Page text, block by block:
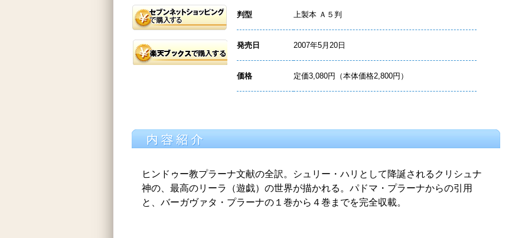
判型 上製本 Ａ５判
発売日 2007年5月20日
価格 定価3,080円（本体価格2,800円）
ヒンドゥー教プラーナ文献の全訳。シュリー・ハリとして降誕されるクリシュナ
神の、最高のリーラ（遊戯）の世界が描かれる。パドマ・プラーナからの引用
と、バーガヴァタ・プラーナの１巻から４巻までを完全収載。